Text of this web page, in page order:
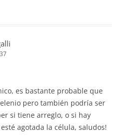
es bastante probable que
pero también podría ser
si tiene arreglo, o si hay
agotada la célula, saludos!